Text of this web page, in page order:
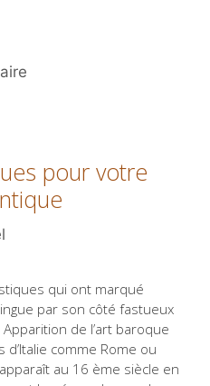
pour votre
qui ont marqué
par son côté fastueux
de l’art baroque
d’Italie comme Rome ou
au 16 ème siècle en